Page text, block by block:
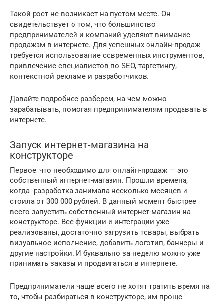
Такой рост не возникает на пустом месте. Он
свидетельствует о том, что большинство
предпринимателей и компаний уделяют внимание
продажам в интернете. Для успешных онлайн-продаж
требуется использование современных инструментов,
привлечение специалистов по SEO, таргетингу,
контекстной рекламе и разработчиков.
Давайте подробнее разберем, на чем можно
зарабатывать, помогая предпринимателям продавать в
интернете.
Запуск интернет-магазина на
конструкторе
Первое, что необходимо для онлайн-продаж — это
собственный интернет-магазин. Прошли времена,
когда разработка занимала несколько месяцев и
стоила от 300 000 рублей. В данный момент быстрее
всего запустить собственный интернет-магазин на
конструкторе. Все функции и интеграции уже
реализованы, достаточно загрузить товары, выбрать
визуальное исполнение, добавить логотип, баннеры и
другие настройки. И буквально за неделю можно уже
принимать заказы и продвигаться в интернете.
Предприниматели чаще всего не хотят тратить время на
то, чтобы разбираться в конструкторе, им проще